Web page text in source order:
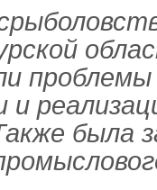
проблемы
и
была